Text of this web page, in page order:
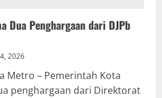
Dua Penghargaan dari DJPb
2026
Metro – Pemerintah Kota
penghargaan dari Direktorat